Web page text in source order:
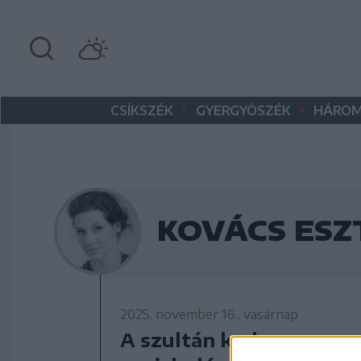
CSÍKSZÉK • GYERGYÓSZÉK •
KOVÁCS
2025. november 16., vasárnap
A szultán kedvence –